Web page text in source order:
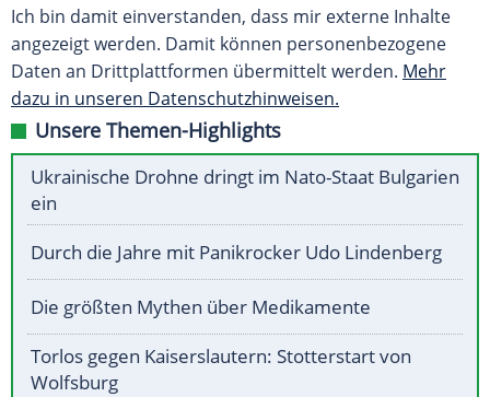
Ich bin damit einverstanden, dass mir externe Inhalte
angezeigt werden. Damit können personenbezogene
Daten an Drittplattformen übermittelt werden. Mehr
dazu in unseren Datenschutzhinweisen.
Unsere Themen-Highlights
Ukrainische Drohne dringt im Nato-Staat Bulgarien
ein
Durch die Jahre mit Panikrocker Udo Lindenberg
Die größten Mythen über Medikamente
Torlos gegen Kaiserslautern: Stotterstart von
Wolfsburg